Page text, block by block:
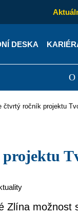
DESKA
O
Úřední deska
čtvrtý ročník projektu
projektu
Zlína možnost